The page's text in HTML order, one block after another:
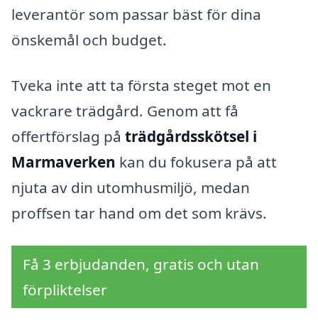
leverantör som passar bäst för dina
önskemål och budget.
Tveka inte att ta första steget mot en
vackrare trädgård. Genom att få
offertförslag på trädgårdsskötsel i
Marmaverken kan du fokusera på att
njuta av din utomhusmiljö, medan
proffsen tar hand om det som krävs.
Få 3 erbjudanden, gratis och utan
förpliktelser